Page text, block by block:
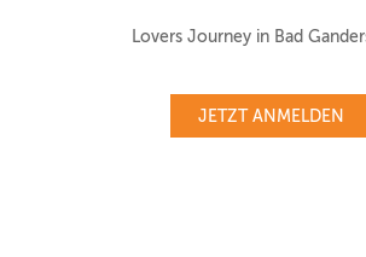
Lovers Journey in Bad
JETZT ANMELDEN